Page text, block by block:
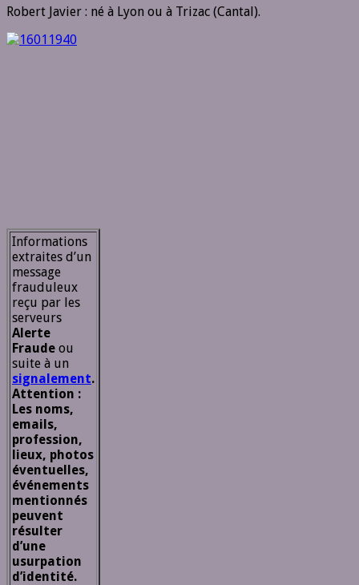
Robert Javier : né à Lyon ou à Trizac (Cantal).
Informations
extraites d’un
message
frauduleux
reçu par les
serveurs
Alerte
Fraude ou
suite à un
signalement.
Attention :
Les noms,
emails,
profession,
lieux, photos
éventuelles,
événements
mentionnés
peuvent
résulter
d’une
usurpation
d’identité.